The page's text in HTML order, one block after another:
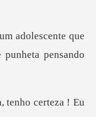
um adolescente que
tenho certeza !